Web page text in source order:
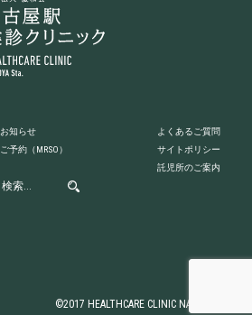
お知らせ
ご予約 （MRSO）
よくあるご質問
サイトポリシー
託児所のご案内
©2017 HEALTHCARE CLINIC NAGOYA STA.